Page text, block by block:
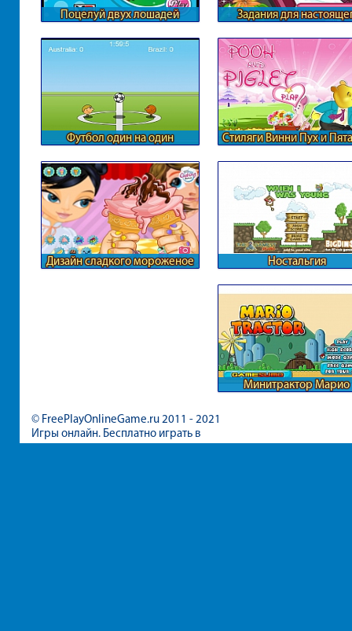
Поцелуй двух лошадей
Задания для
Футбол один на один Стиляги Винни Пух и
Дизайн сладкого мороженое Ностальгия
Минитрактор Марио
© FreePlayOnlineGame.ru 2011 - 2021
Игры онлайн. Бесплатно играть в
игры для девочек и мальчиков